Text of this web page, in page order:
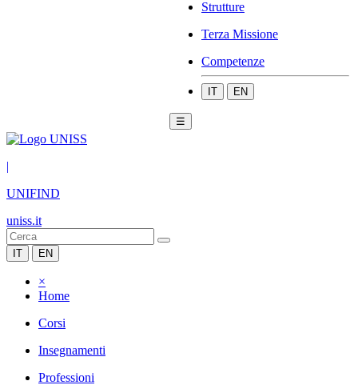
Strutture
Terza Missione
Competenze
IT EN
☰
|
UNIFIND
uniss.it
IT EN
×
Home
Corsi
Insegnamenti
Professioni